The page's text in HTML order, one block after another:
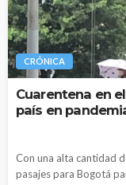
CRÓNICA
Cuarentena en
país en
Con una alta cantidad
pasajes para Bogotá